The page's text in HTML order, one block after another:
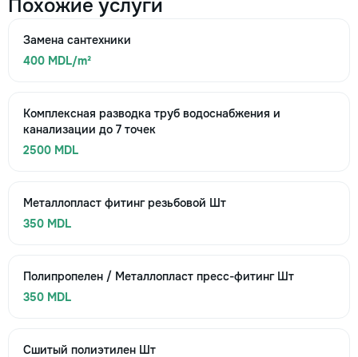
Похожие услуги
Замена сантехники
400 MDL/m²
Комплексная разводка труб водоснабжения и
канализации до 7 точек
2500 MDL
Металлопласт фитинг резьбовой Шт
350 MDL
Полипропелен / Металлопласт пресс-фитинг Шт
350 MDL
Сшитый полиэтилен Шт